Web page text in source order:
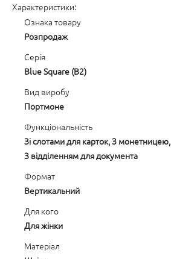
Характеристики:
Ознака товару
Розпродаж
Серія
Blue Square (B2)
Вид виробу
Портмоне
Функціональність
Зі слотами для карток, З монетницею,
З відділенням для документа
Формат
Вертикальний
Для кого
Для жінки
Матеріал